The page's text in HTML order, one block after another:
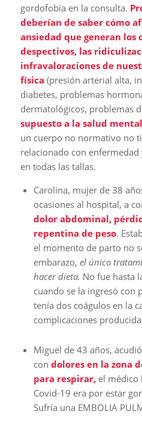
gordofobia en la consulta.
deberían de saber cómo
ansiedad que generan los
despectivos, las
infravaloraciones de
física (presión arterial alta,
diabetes, problemas
dermatológicos, problemas
supuesto a la salud mental
un cuerpo no normativo no
relacionado con
en todas las tallas.
Carolina, mujer de 38
ocasiones al hospital, a
dolor abdominal,
repentina de peso.
el momento de parto no
embarazo, el único
hacer dieta. No fue hasta
cuando se la ingresó con
tenía dos coágulos en la
complicaciones
Miguel de 43 años,
con dolores en la zona
para respirar,el médico
Covid-19 era por estar
Sufría una EMBOLIA